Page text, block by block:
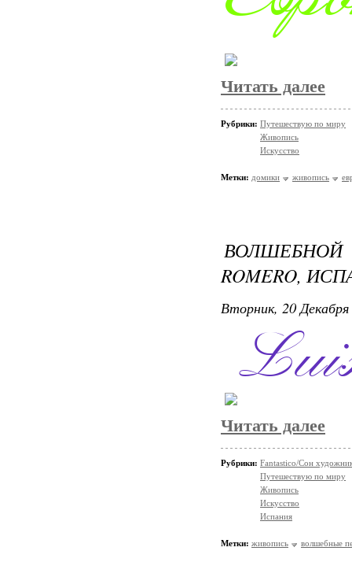
Читать далее
Рубрики: Путешествую по миру
Живопись
Искусство
Метки: домики живопись
ROMERO,
Вторник, 20
Читать далее
Рубрики: Fantastico/Сон
Путешествую по миру
Живопись
Искусство
Испания
Метки: живопись волшебные